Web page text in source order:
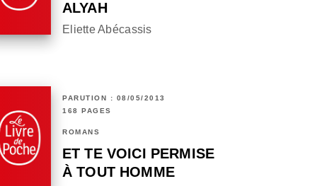
ALYAH
Eliette Abécassis
PARUTION : 08/05/2013
168 PAGES
ROMANS
ET TE VOICI PERMISE
À TOUT HOMME